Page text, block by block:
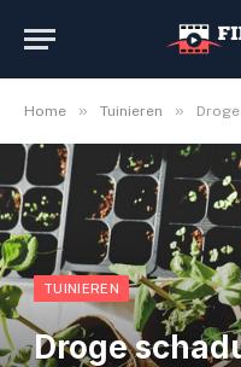
Home » Tuinieren » Droge
TUINIEREN
Droge